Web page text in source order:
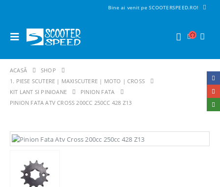
Bine ai venit pe SCOOTERSPEED.RO!
ACASĂ
SHOP
1. PIESE SCUTERE | MAXISCUTERE | MOTO | CROSS
KIT LANT SI PINIOANE
PINION FATA
PINION FATA ATV CROSS 200CC 250CC 428 Z13